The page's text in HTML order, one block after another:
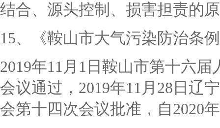
结合、源头控制、损害担责的
15、《鞍山市大气污染防治条
2019年11月1日鞍山市第十六
会议通过，2019年11月28日辽
会第十四次会议批准，自2020